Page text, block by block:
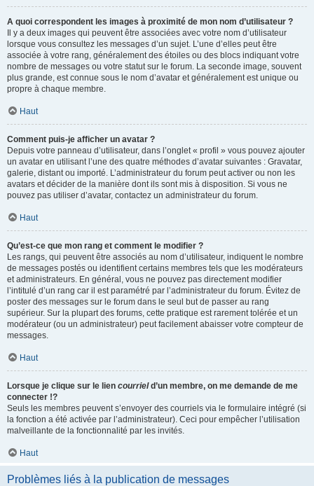
A quoi correspondent les images à proximité de mon nom d’utilisateur ?
Il y a deux images qui peuvent être associées avec votre nom d’utilisateur
lorsque vous consultez les messages d’un sujet. L’une d’elles peut être
associée à votre rang, généralement des étoiles ou des blocs indiquant votre
nombre de messages ou votre statut sur le forum. La seconde image, souvent
plus grande, est connue sous le nom d’avatar et généralement est unique ou
propre à chaque membre.
Haut
Comment puis-je afficher un avatar ?
Depuis votre panneau d’utilisateur, dans l’onglet « profil » vous pouvez ajouter
un avatar en utilisant l’une des quatre méthodes d’avatar suivantes : Gravatar,
galerie, distant ou importé. L’administrateur du forum peut activer ou non les
avatars et décider de la manière dont ils sont mis à disposition. Si vous ne
pouvez pas utiliser d’avatar, contactez un administrateur du forum.
Haut
Qu’est-ce que mon rang et comment le modifier ?
Les rangs, qui peuvent être associés au nom d’utilisateur, indiquent le nombre
de messages postés ou identifient certains membres tels que les modérateurs
et administrateurs. En général, vous ne pouvez pas directement modifier
l’intitulé d’un rang car il est paramétré par l’administrateur du forum. Évitez de
poster des messages sur le forum dans le seul but de passer au rang
supérieur. Sur la plupart des forums, cette pratique est rarement tolérée et un
modérateur (ou un administrateur) peut facilement abaisser votre compteur de
messages.
Haut
Lorsque je clique sur le lien courrield’un membre, on me demande de me
connecter !?
Seuls les membres peuvent s’envoyer des courriels via le formulaire intégré (si
la fonction a été activée par l’administrateur). Ceci pour empêcher l’utilisation
malveillante de la fonctionnalité par les invités.
Haut
Problèmes liés à la publication de messages